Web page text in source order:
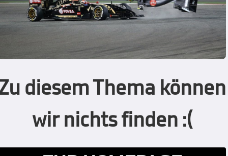
diesem Thema können
wir nichts finden :(